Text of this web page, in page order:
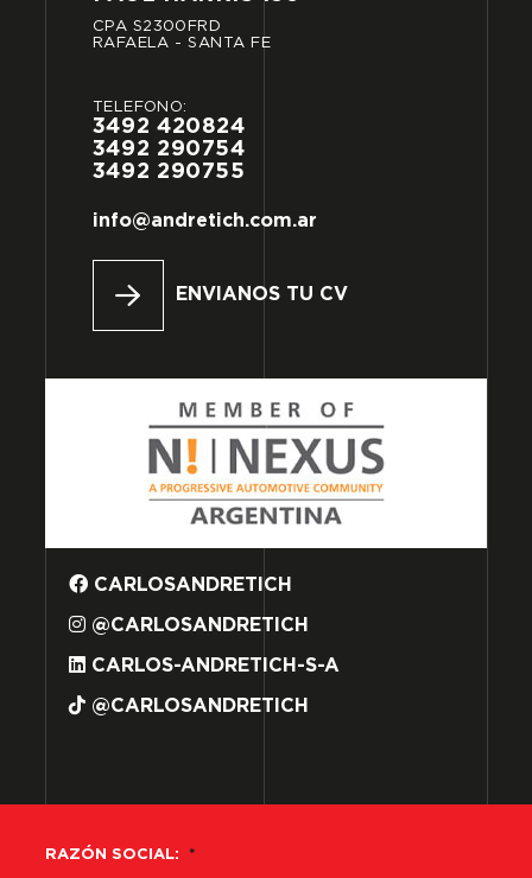
CPA S2300FRD
RAFAELA
- SANTA FE
TELÉFONO:
3492 420824
3492 290754
3492 290755
info@andretich.com.ar
ENVIANOS TU CV
CARLOSANDRETICH
@CARLOSANDRETICH
CARLOS-ANDRETICH-S-A
@CARLOSANDRETICH
RAZÓN SOCIAL: *